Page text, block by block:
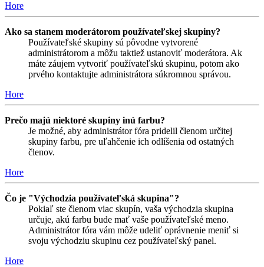
Hore
Ako sa stanem moderátorom používateľskej skupiny?
Používateľské skupiny sú pôvodne vytvorené
administrátorom a môžu taktiež ustanoviť moderátora. Ak
máte záujem vytvoriť používateľskú skupinu, potom ako
prvého kontaktujte administrátora súkromnou správou.
Hore
Prečo majú niektoré skupiny inú farbu?
Je možné, aby administrátor fóra pridelil členom určitej
skupiny farbu, pre uľahčenie ich odlíšenia od ostatných
členov.
Hore
Čo je "Východzia používateľská skupina"?
Pokiaľ ste členom viac skupín, vaša východzia skupina
určuje, akú farbu bude mať vaše používateľské meno.
Administrátor fóra vám môže udeliť oprávnenie meniť si
svoju východziu skupinu cez používateľský panel.
Hore